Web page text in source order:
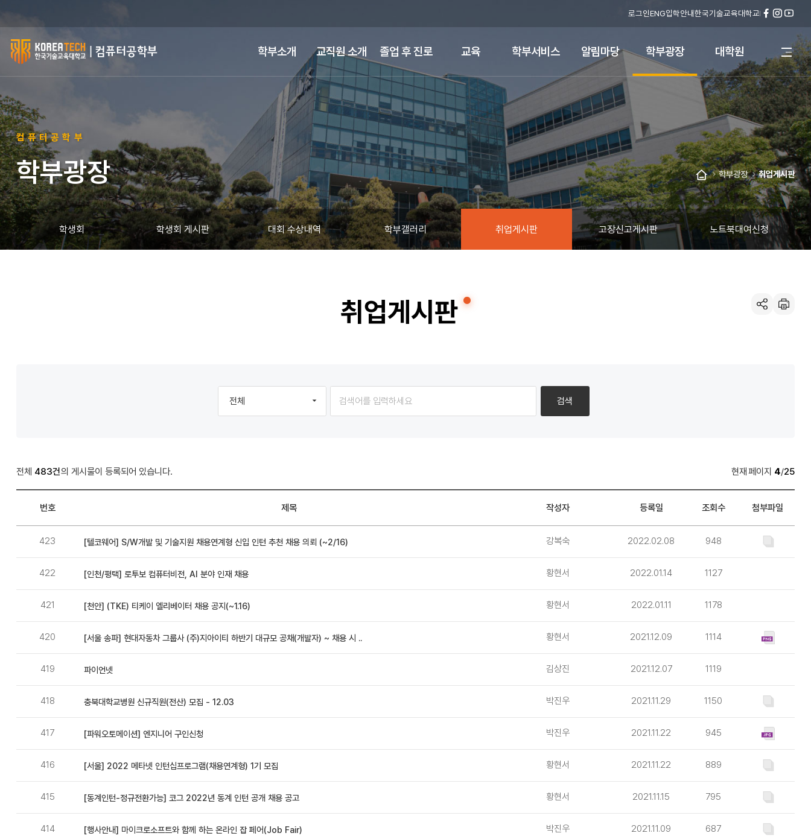
로그인ENG입학안내한국기술교육대학교
북 그
램
브
한
국
기
술
교
육
대
학
교
학부소개 교직원 소개 졸업 후 진로 교육 학부서비스 알림마당 학부광장 대학원
전
체
메
뉴
열
기
컴퓨터공학부
학부광장 홈
학부광장 취업게시판
학생회 학생회 게시판 대회 수상내역 학부갤러리 취업게시판 고장신고게시판 노트북대여신청
취업게시판 공유하기
인
게
검
검색
전체 483건 페이지 4/25
작
번호 제목 작성자 등록일 조회수 첨부파일
423 [텔코웨어] S/W개발 및 기술지원 채용연계형 신입 인턴 추천 채용 의뢰 (~2/16) 강복숙 2022.02.08 948
422 [인천/평택] 로투보 컴퓨터비전, AI 분야 인재 채용 황현서 2022.01.14 1127
421 [천안] (TKE) 티케이 엘리베이터 채용 공지(~1.16) 황현서 2022.01.11 1178
420 [서울 송파] 현대자동차 그룹사 (주)지아이티 하반기 대규모 공채(개발자) ~ 채용 시 .. 황현서 2021.12.09 1114
419 파이언넷 김상진 2021.12.07 1119
418 충북대학교병원 신규직원(전산) 모집 - 12.03 박진우 2021.11.29 1150
417 [파워오토메이션] 엔지니어 구인신청 박진우 2021.11.22 945
416 [서울] 2022 메타넷 인턴십프로그램(채용연계형) 1기 모집 황현서 2021.11.22 889
415 [동계인턴-정규전환가능] 코그 2022년 동계 인턴 공개 채용 공고 황현서 2021.11.15 795
414 [행사안내] 마이크로소프트와 함께 하는 온라인 잡 페어(Job Fair) 박진우 2021.11.09 687